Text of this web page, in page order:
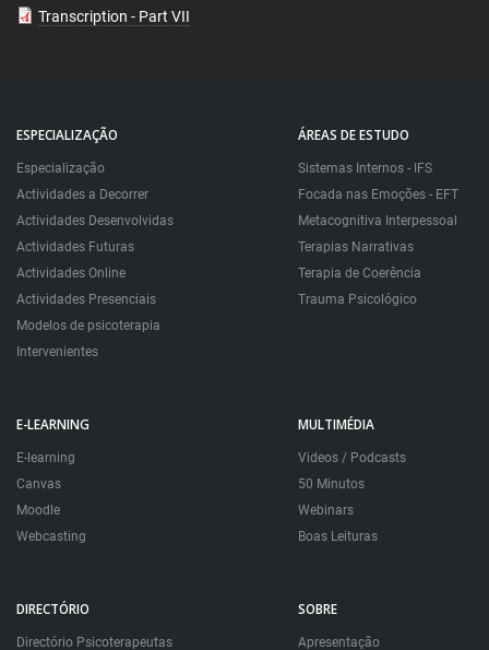
Transcription - Part VII
ESPECIALIZAÇÃO
Especialização
Actividades a Decorrer
Actividades Desenvolvidas
Actividades Futuras
Actividades Online
Actividades Presenciais
Modelos de psicoterapia
Intervenientes
ÁREAS DE ESTUDO
Sistemas Internos - IFS
Focada nas Emoções - EFT
Metacognitiva Interpessoal
Terapias Narrativas
Terapia de Coerência
Trauma Psicológico
E-LEARNING
E-learning
Canvas
Moodle
Webcasting
MULTIMÉDIA
Videos / Podcasts
50 Minutos
Webinars
Boas Leituras
DIRECTÓRIO
Directório Psicoterapeutas
SOBRE
Apresentação